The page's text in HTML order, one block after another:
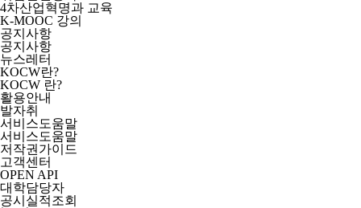
4차산업혁명과 교육
K-MOOC 강의
공지사항
공지사항
뉴스레터
KOCW란?
KOCW 란?
활용안내
발자취
서비스도움말
서비스도움말
저작권가이드
고객센터
OPEN API
대학담당자
공시실적조회